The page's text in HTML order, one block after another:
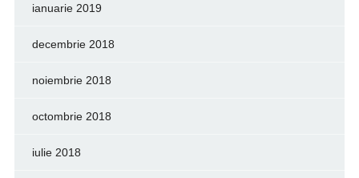
ianuarie 2019
decembrie 2018
noiembrie 2018
octombrie 2018
iulie 2018